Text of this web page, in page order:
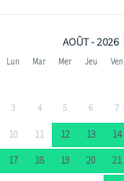
AOÛT - 2026
Lun Mar Mer Jeu Ven
3
4 5 6 7
10
11 12 13 14
17
18 19 20 21